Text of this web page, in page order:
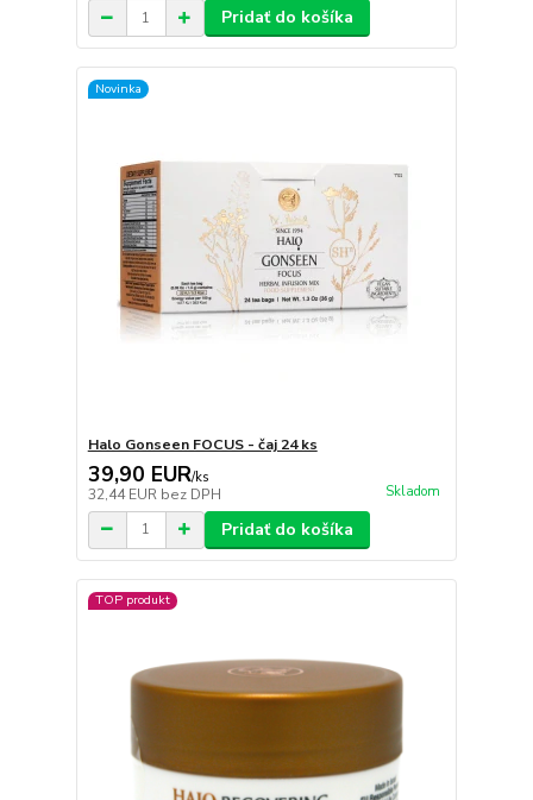
Pridať do košíka
Novinka
Halo Gonseen FOCUS - čaj 24 ks
39,90 EUR/ks
32,44 EUR bez DPH Skladom
Pridať do košíka
TOP produkt